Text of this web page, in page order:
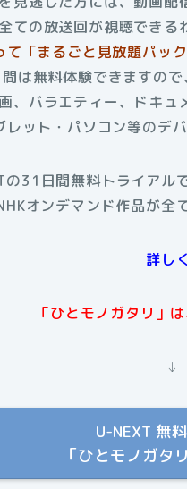
ての放送回が視聴できる
「まるごと見放題パッ
は無料体験できますの
、バラエティー、ドキ
ット・パソコン等のデ
の31日間無料トライアル
オンデマンド作品が全
詳し
「ひとモノガタリ」
U-NEXT 無
「ひとモノガタ